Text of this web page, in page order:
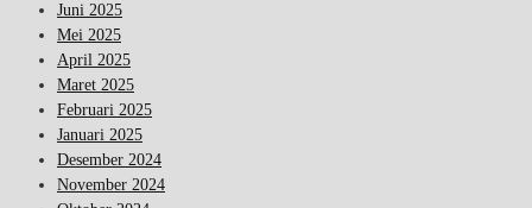
Juni 2025
Mei 2025
April 2025
Maret 2025
Februari 2025
Januari 2025
Desember 2024
November 2024